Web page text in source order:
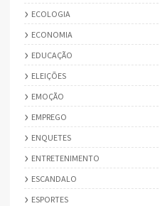
ECOLOGIA
ECONOMIA
EDUCAÇÃO
ELEIÇÕES
EMOÇÃO
EMPREGO
ENQUETES
ENTRETENIMENTO
ESCANDALO
ESPORTES